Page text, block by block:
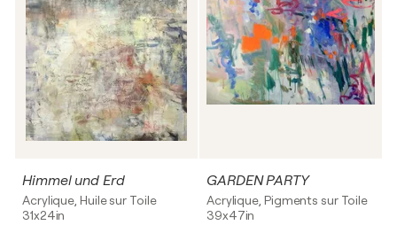
Himmel und Erd
Acrylique, Huile sur Toile
31x24in
GARDEN PARTY
Acrylique, Pigments sur Toile
39x47in